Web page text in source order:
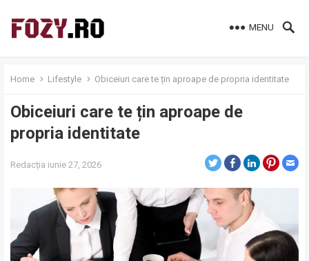
MENU
Home Lifestyle Obiceiuri care te țin aproape de propria identitate
Obiceiuri care te țin aproape de
propria identitate
Redacția iunie 27, 2026